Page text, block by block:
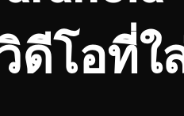
ดีโอที่ใ